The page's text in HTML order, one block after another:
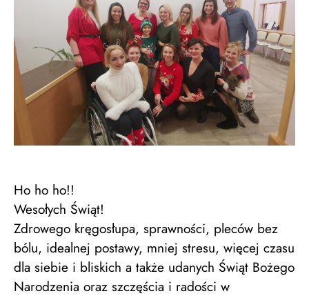
Ho ho ho!!
Wesołych Świąt!
Zdrowego kręgosłupa, sprawności, pleców bez
bólu, idealnej postawy, mniej stresu, więcej czasu
dla siebie i bliskich a także udanych Świąt Bożego
Narodzenia oraz szczęścia i radości w